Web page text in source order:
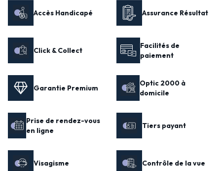
Accès Handicapé Assurance Résultat
Click & Collect
Facilités de
paiement
Garantie Premium
Optic 2000 à
domicile
Prise de rendez-vous
en ligne
Tiers payant
Visagisme Contrôle de la vue